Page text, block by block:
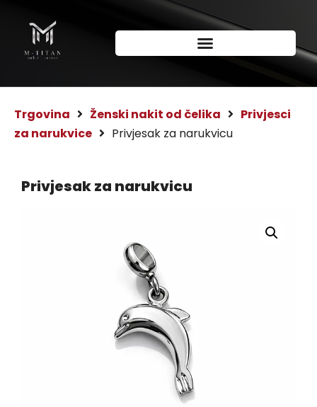
Trgovina Ženski nakit od čelika
Privjesci
za narukvice
Privjesak za narukvicu
Privjesak za narukvicu